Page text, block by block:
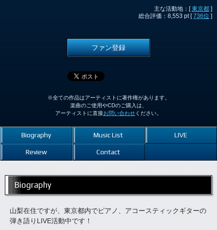
主な活動地：[東京都 ]
総合評価：8,553 pt [736位 ]
ファン登録
※全ての作品はアーティストに著作権があります。
楽曲のご使用やCDのご購入は、
アーティストに直接お問い合わせ ください。
Biography Music List LIVE
Review Contact
Biography
山梨在住ですが、東京都内でピアノ、アコースティックギターの
弾き語りLIVE活動中です！